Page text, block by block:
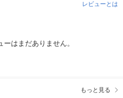
レビューとは
はまだありません。
もっと見る